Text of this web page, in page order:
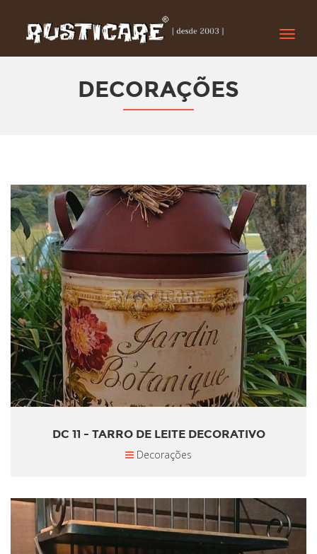
Toggle
DECORAÇÕES
DC 11 - TARRO DE LEITE DECORATIVO
Decorações